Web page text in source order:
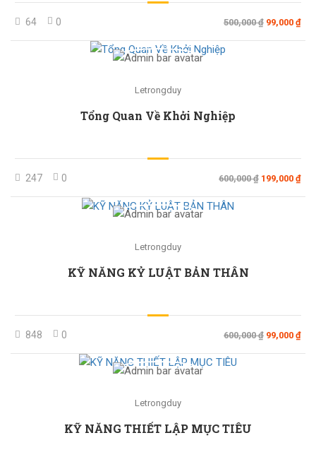
64 0 500,000 ₫ 99,000 ₫
Letrongduy
Tổng Quan Về Khởi Nghiệp
247 0 600,000 ₫ 199,000 ₫
Letrongduy
KỸ NĂNG KỶ LUẬT BẢN THÂN
848 0 600,000 ₫ 99,000 ₫
Letrongduy
KỸ NĂNG THIẾT LẬP MỤC TIÊU